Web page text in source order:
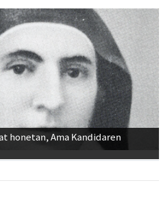
honetan, Ama Kandidaren